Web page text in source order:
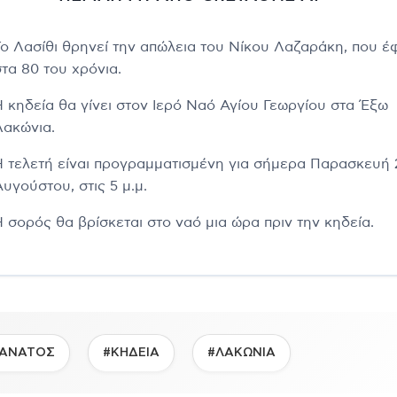
Λασίθι θρηνεί την απώλεια του Νίκου Λαζαράκη, που
80 του χρόνια.
κηδεία θα γίνει στον Ιερό Ναό Αγίου Γεωργίου στα Έξω
τελετή είναι προγραμματισμένη για σήμερα Παρασκευή
στις 5 μ.μ.
σορός θα βρίσκεται στο ναό μια ώρα πριν την κηδεία.
#ΚΗΔΕΙΑ #ΛΑΚΩΝΙΑ